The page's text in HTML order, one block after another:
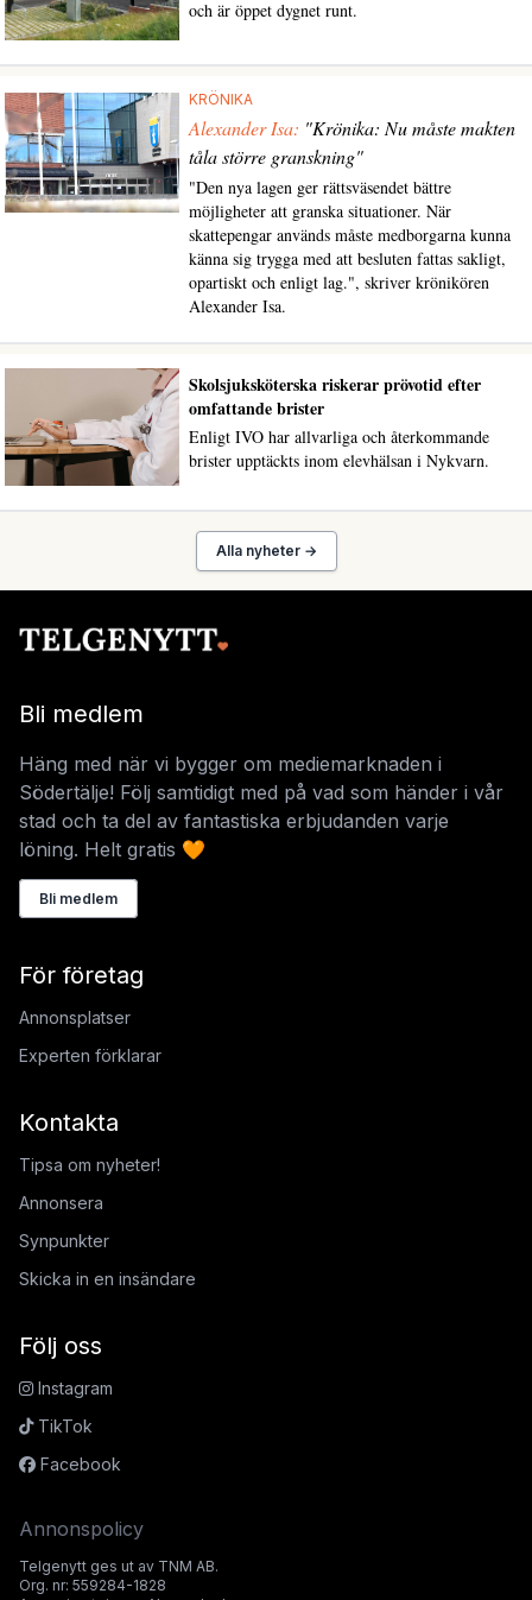
och är öppet dygnet runt.
KRÖNIKA
Alexander Isa: "Krönika: Nu måste makten
tåla större granskning"
"Den nya lagen ger rättsväsendet bättre
möjligheter att granska situationer. När
skattepengar används måste medborgarna kunna
känna sig trygga med att besluten fattas sakligt,
opartiskt och enligt lag.", skriver krönikören
Alexander Isa.
Skolsjuksköterska riskerar prövotid efter
omfattande brister
Enligt IVO har allvarliga och återkommande
brister upptäckts inom elevhälsan i Nykvarn.
Alla nyheter →
Bli medlem
Häng med när vi bygger om mediemarknaden i
Södertälje! Följ samtidigt med på vad som händer i vår
stad och ta del av fantastiska erbjudanden varje
löning. Helt gratis 🧡
Bli medlem
För företag
Annonsplatser
Experten förklarar
Kontakta
Tipsa om nyheter!
Annonsera
Synpunkter
Skicka in en insändare
Följ oss
Instagram
TikTok
Facebook
Annonspolicy
Telgenytt ges ut av TNM AB.
Org. nr: 559284-1828